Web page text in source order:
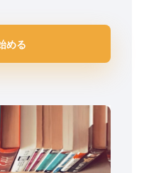
める